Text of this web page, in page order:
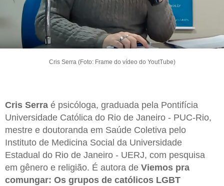
Cris Serra (Foto: Frame do vídeo do YoutTube)
Cris Serra é psicóloga, graduada pela Pontifícia
Universidade Católica do Rio de Janeiro - PUC-Rio,
mestre e doutoranda em Saúde Coletiva pelo
Instituto de Medicina Social da Universidade
Estadual do Rio de Janeiro - UERJ, com pesquisa
em gênero e religião. É autora de Viemos pra
comungar: Os grupos de católicos LGBT